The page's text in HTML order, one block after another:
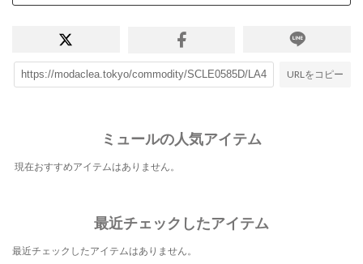
URLをコピー
ミュールの人気アイテム
現在おすすめアイテムはありません。
最近チェックしたアイテム
最近チェックしたアイテムはありません。